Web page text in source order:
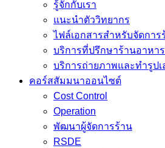
รู้จักกับเรา
แนะนำตัววิทยากร
ไฟล์เอกสารสำหรับจัดการ
บริการที่ปรึกษาร้านอาหาร
บริการถ่ายภาพและทำรูปเ
คอร์สสัมมนาออนไซต์
Cost Control
Operation
พัฒนาผู้จัดการร้าน
RSDE